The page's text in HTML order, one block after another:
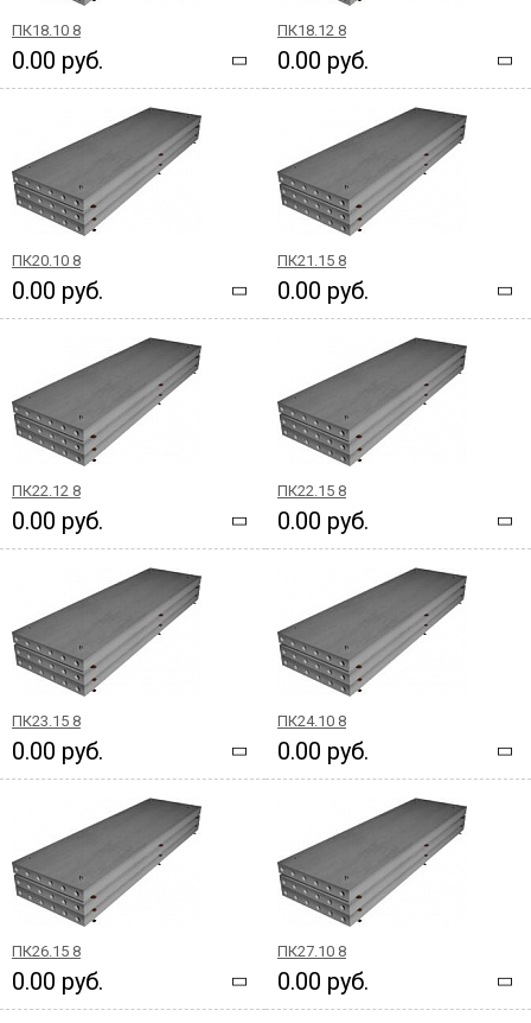
ПК18.10 8
0.00 руб.
ПК18.12 8
0.00 руб.
ПК20.10 8
0.00 руб.
ПК21.15 8
0.00 руб.
ПК22.12 8
0.00 руб.
ПК22.15 8
0.00 руб.
ПК23.15 8
0.00 руб.
ПК24.10 8
0.00 руб.
ПК26.15 8
0.00 руб.
ПК27.10 8
0.00 руб.